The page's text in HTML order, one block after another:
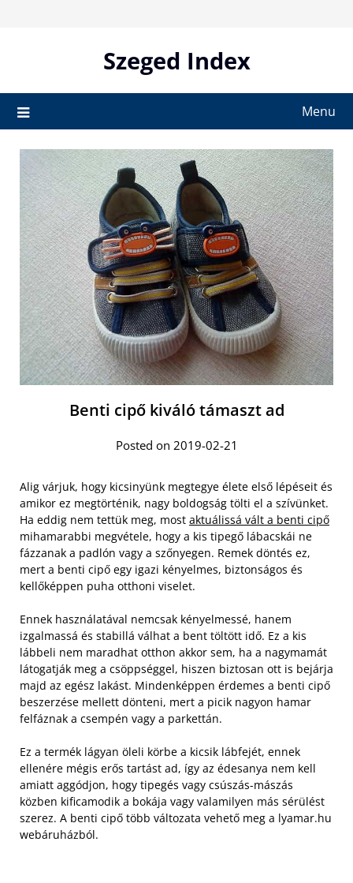
Szeged Index
Menu
Benti cipő kiváló támaszt ad
Posted on 2019-02-21
Alig várjuk, hogy kicsinyünk megtegye élete első lépéseit és
amikor ez megtörténik, nagy boldogság tölti el a szívünket.
Ha eddig nem tettük meg, most aktuálissá vált a benti cipő
mihamarabbi megvétele, hogy a kis tipegő lábacskái ne
fázzanak a padlón vagy a szőnyegen. Remek döntés ez,
mert a benti cipő egy igazi kényelmes, biztonságos és
kellőképpen puha otthoni viselet.
Ennek használatával nemcsak kényelmessé, hanem
izgalmassá és stabillá válhat a bent töltött idő. Ez a kis
lábbeli nem maradhat otthon akkor sem, ha a nagymamát
látogatják meg a csöppséggel, hiszen biztosan ott is bejárja
majd az egész lakást. Mindenképpen érdemes a benti cipő
beszerzése mellett dönteni, mert a picik nagyon hamar
felfáznak a csempén vagy a parkettán.
Ez a termék lágyan öleli körbe a kicsik lábfejét, ennek
ellenére mégis erős tartást ad, így az édesanya nem kell
amiatt aggódjon, hogy tipegés vagy csúszás-mászás
közben kificamodik a bokája vagy valamilyen más sérülést
szerez. A benti cipő több változata vehető meg a lyamar.hu
webáruházból.